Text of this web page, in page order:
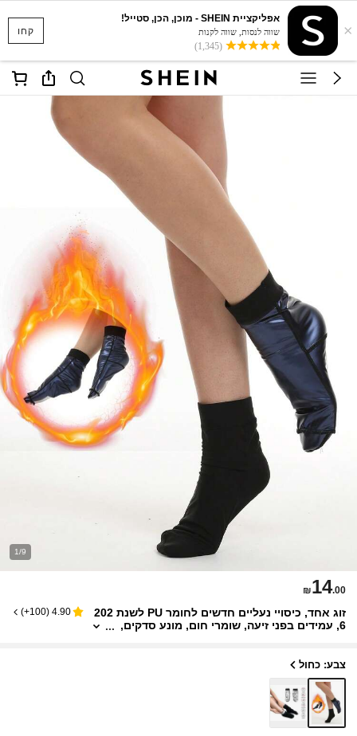
קחו ×
אפליקציית SHEIN - מוכן, הכן, סטייל!
שווה לנסות, שווה לקנות
(1,345)
1/9
₪14.00
זוג אחד, כיסויי נעליים חדשים לחומר PU לשנת 202
6, עמידים בפני זיעה, שומרי חום, מונע סדקים,
4.90
(
100+
)
צבע: כחול